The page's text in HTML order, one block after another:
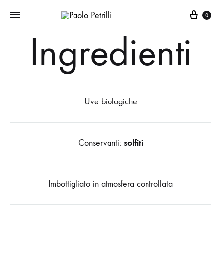
0
Ingredienti
Uve biologiche
Conservanti: solfiti
Imbottigliato in atmosfera controllata